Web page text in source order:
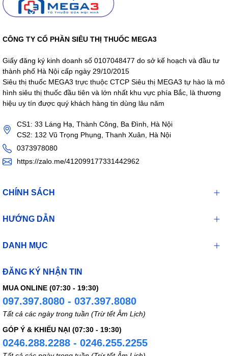
CÔNG TY CỔ PHẦN SIÊU THỊ THUỐC MEGA3
Giấy đăng ký kinh doanh số 0107048477 do sở kế hoạch và đầu tư
thành phố Hà Nội cấp ngày 29/10/2015
Siêu thị thuốc MEGA3 trực thuộc CTCP Siêu thị MEGA3 tự hào là mô
hình siêu thị thuốc đầu tiên và lớn nhất khu vực phía Bắc, là thương
hiệu uy tín được quý khách hàng tin dùng lâu năm
CS1: 33 Láng Hạ, Thành Công, Ba Đình, Hà Nội
CS2: 132 Vũ Trọng Phụng, Thanh Xuân, Hà Nội
0373978080
https://zalo.me/412099177331442962
CHÍNH SÁCH
HƯỚNG DẪN
DANH MỤC
ĐĂNG KÝ NHẬN TIN
MUA ONLINE (07:30 - 19:30)
097.397.8080 - 037.397.8080
Tất cả các ngày trong tuần (Trừ tết Âm Lịch)
GÓP Ý & KHIẾU NẠI (07:30 - 19:30)
0246.288.2288 - 0246.255.2255